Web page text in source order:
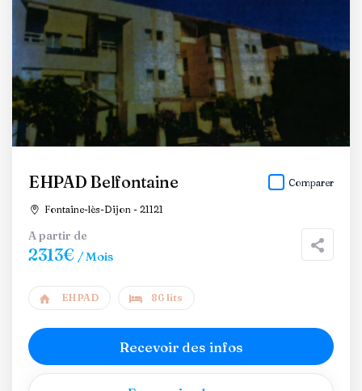
EHPAD Belfontaine
Fontaine-lès-Dijon - 21121
Comparer
A partir de
2313€ / Mois
EHPAD 86 lits
Recevoir des infos